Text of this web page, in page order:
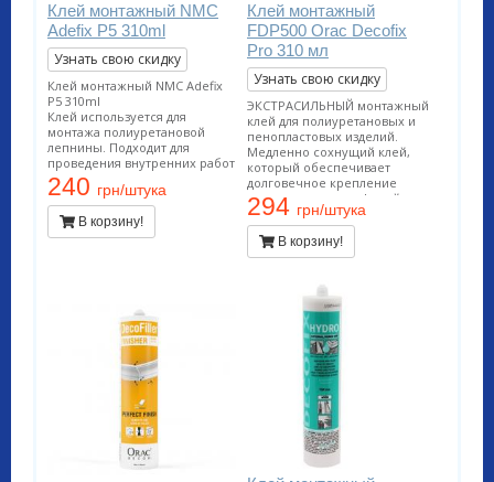
Клей монтажный NMC
Adefix P5 310ml
Узнать свою скидку
Клей монтажный NMC Adefix
P5 310ml
Клей используется для
монтажа полиуретановой
лепнины. Подходит для
проведения внутренних работ
и применения на пористых
поверхностях. Расход тюбика
12 метров погонных.
240 грн/штука
В корзину!
Клей монтажный
FDP500 Orac Decofix
Pro 310 мл
Узнать свою скидку
ЭКСТРАСИЛЬНЫЙ монтажный
клей для полиуретановых и
пенопластовых изделий.
Медленно сохнущий клей,
который обеспечивает
долговечное крепление
декоративных профилей на
стенах и/или потолках.
Подходит для проведения
внутренних работ и
применения на пористых
12 метров погонных.
294 грн/штука
В корзину!